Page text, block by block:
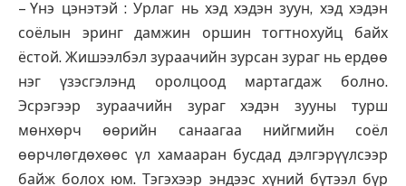
– Үнэ цэнэтэй : Урлаг нь хэд хэдэн зуун, хэд хэдэн
соёлын эринг дамжин оршин тогтнохуйц байх
ёстой. Жишээлбэл зураачийн зурсан зураг нь ердөө
нэг үзэсгэлэнд оролцоод мартагдаж болно.
Эсрэгээр зураачийн зураг хэдэн зууны турш
мөнхөрч өөрийн санаагаа нийгмийн соёл
өөрчлөгдөхөөс үл хамааран бусдад дэлгэрүүлсээр
байж болох юм. Тэгэхээр эндээс хүний бүтээл бүр